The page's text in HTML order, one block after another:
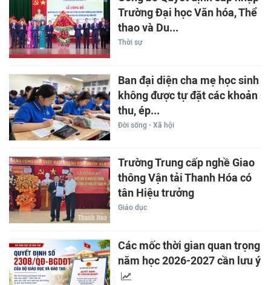
Trường Đại học Văn hóa, Thể
thao và Du...
Thời sự
Ban đại diện cha mẹ học sinh
không được tự đặt các khoản
thu, ép...
Đời sống - Xã hội
Trường Trung cấp nghề Giao
thông Vận tải Thanh Hóa có
tân Hiệu trưởng
Giáo dục
Các mốc thời gian quan trọng
năm học 2026-2027 cần lưu ý